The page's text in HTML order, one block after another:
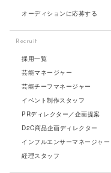
オーディションに応募する
Recruit
採用一覧
芸能マネージャー
芸能チーフマネージャー
イベント制作スタッフ
PRディレクター／企画提案
D2C商品企画ディレクター
インフルエンサーマネージャー
経理スタッフ